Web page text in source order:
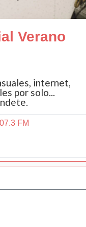
Verano
internet,
por solo...
FM